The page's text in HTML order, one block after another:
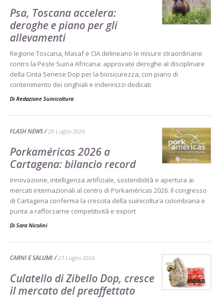
Psa, Toscana accelera:
deroghe e piano per gli
allevamenti
Regione Toscana, Masaf e CIA delineano le misure straordinarie
contro la Peste Suina Africana: approvate deroghe al disciplinare
della Cinta Senese Dop per la biosicurezza, con piano di
contenimento dei cinghiali e indennizzi dedicati
Di Redazione Suinicoltura -
FLASH NEWS 29 Luglio 2026
Porkaméricas 2026 a
Cartagena: bilancio record
Innovazione, intelligenza artificiale, sostenibilità e apertura ai
mercati internazionali al centro di Porkaméricas 2026. Il congresso
di Cartagena conferma la crescita della suinicoltura colombiana e
punta a rafforzarne competitività e export
Di Sara Nicolini -
CARNI E SALUMI 27 Luglio 2026
Culatello di Zibello Dop, cresce
il mercato del preaffettato